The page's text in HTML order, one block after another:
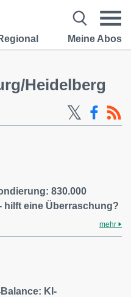
Meine Abos
Heidelberg
830.000
hilft eine Überraschung?
mehr
KI-